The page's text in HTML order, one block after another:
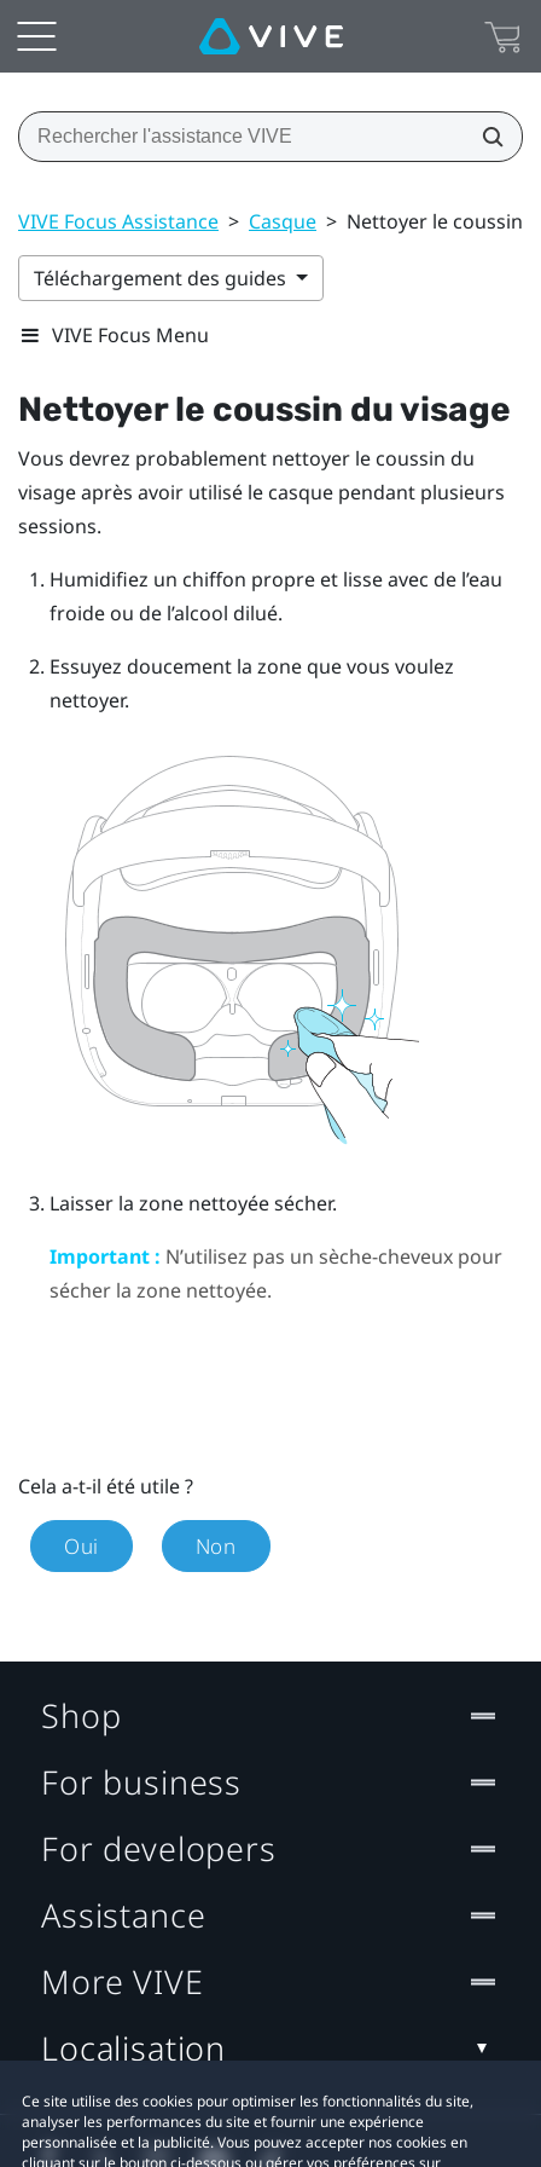
VIVE Focus Assistance > Casque > Nettoyer le coussin
Téléchargement des guides
VIVE Focus Menu
Nettoyer le coussin du visage
Vous devrez probablement nettoyer le coussin du
visage après avoir utilisé le casque pendant plusieurs
sessions.
Humidifiez un chiffon propre et lisse avec de l’eau
froide ou de l’alcool dilué.
Essuyez doucement la zone que vous voulez
nettoyer.
Laisser la zone nettoyée sécher.
Important : N’utilisez pas un sèche-cheveux pour
sécher la zone nettoyée.
Cela a-t-il été utile ?
Oui Non
Ce site utilise des cookies pour optimiser les fonctionnalités du site,
analyser les performances du site et fournir une expérience
personnalisée et la publicité. Vous pouvez accepter nos cookies en
cliquant sur le bouton ci-dessous ou gérer vos préférences sur
Shop
For business
For developers
Assistance
More VIVE
Localisation